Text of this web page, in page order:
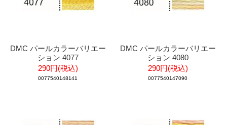
DMC パールカラーバリエー
ション 4077
290円(税込)
0077540148141
DMC パールカラーバリエー
ション 4080
290円(税込)
0077540147090